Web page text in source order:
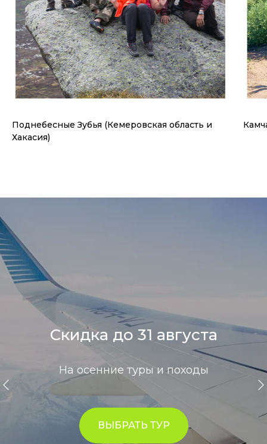
Поднебесные Зубья (Кемеровская область и
Хакасия)
Скидка до 31 августа
На осенние туры и походы
ВЫБРАТЬ ТУР